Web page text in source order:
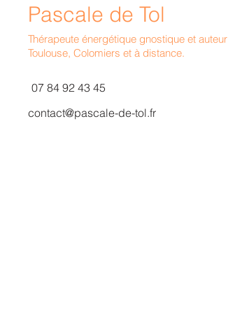
Pascale de Tol
Thérapeute énergétique gnostique et auteur
Toulouse, Colomiers et à distance.
07 84 92 43 45
contact@pascale-de-tol.fr